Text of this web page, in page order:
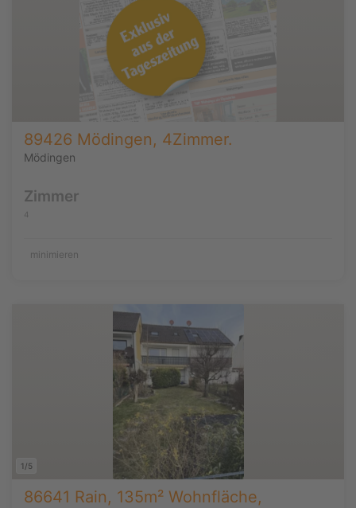
89426 Mödingen, 4Zimmer.
Mödingen
Zimmer
4
minimieren
1/5
86641 Rain, 135m² Wohnfläche,